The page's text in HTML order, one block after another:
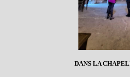
DANS LA